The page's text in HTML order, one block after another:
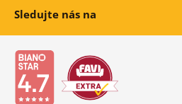
Sledujte nás na